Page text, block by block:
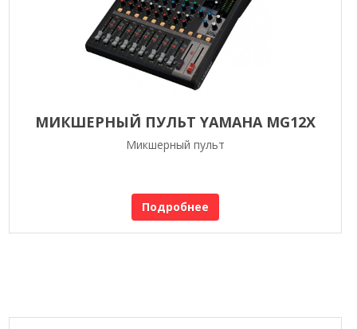
МИКШЕРНЫЙ ПУЛЬТ YAMAHA MG12X
Микшерный пульт
Подробнее